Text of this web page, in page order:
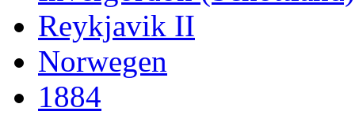
Reykjavik II
Norwegen
1884